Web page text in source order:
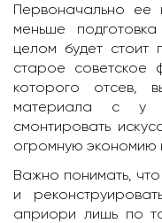
Первоначально ее
меньше
целом будет стоит
старое советское
которого отсев,
материала с у
смонтировать
огромную экономию
Важно понимать,
и
априори лишь по